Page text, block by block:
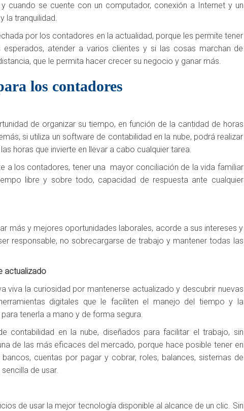
cuando se cuente con un computador, conexión a Internet y un
la tranquilidad.
por los contadores en la actualidad, porque les permite tener
atender a varios clientes y si las cosas marchan de
que le permita hacer crecer su negocio y ganar más.
los contadores
de organizar su tiempo, en función de la cantidad de horas
si utiliza un software de contabilidad en la nube, podrá realizar
horas que invierte en llevar a cabo cualquier tarea.
a los contadores, tener una mayor conciliación de la vida familiar
libre y sobre todo, capacidad de respuesta ante cualquier
más y mejores oportunidades laborales, acorde a sus intereses y
responsable, no sobrecargarse de trabajo y mantener todas las
actualizado
viva la curiosidad por mantenerse actualizado y descubrir nuevas
digitales que le faciliten el manejo del tiempo y la
tenerla a mano y de forma segura.
contabilidad en la nube, diseñados para facilitar el trabajo, sin
de las más eficaces del mercado, porque hace posible tener en
cuentas por pagar y cobrar, roles, balances, sistemas de
de usar.
de usar la mejor tecnología disponible al alcance de un clic. Sin